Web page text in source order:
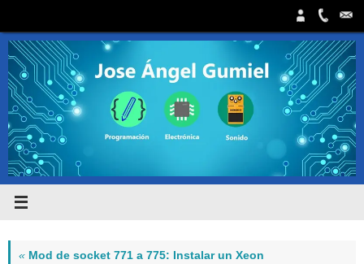
contenido
« Mod de socket 771 a 775: Instalar un Xeon